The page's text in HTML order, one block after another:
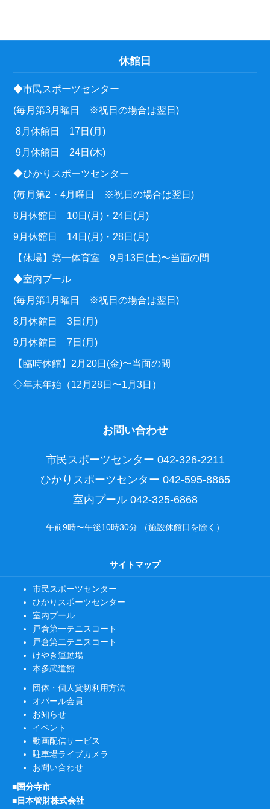
休館日
◆市民スポーツセンター
(毎月第3月曜日 ※祝日の場合は翌日)
8月休館日 17日(月)
9月休館日 24日(木)
◆ひかりスポーツセンター
(毎月第2・4月曜日 ※祝日の場合は翌日)
8月休館日 10日(月)・24日(月)
9月休館日 14日(月)・28日(月)
【休場】第一体育室 9月13日(土)〜当面の間
◆室内プール
(毎月第1月曜日 ※祝日の場合は翌日)
8月休館日 3日(月)
9月休館日 7日(月)
【臨時休館】2月20日(金)〜当面の間
◇年末年始（12月28日〜1月3日）
お問い合わせ
市民スポーツセンター 042-326-2211
ひかりスポーツセンター 042-595-8865
室内プール 042-325-6868
午前9時〜午後10時30分 （施設休館日を除く）
サイトマップ
市民スポーツセンター
ひかりスポーツセンター
室内プール
戸倉第一テニスコート
戸倉第二テニスコート
けやき運動場
本多武道館
団体・個人貸切利用方法
オパール会員
お知らせ
イベント
動画配信サービス
駐車場ライブカメラ
お問い合わせ
■国分寺市
■日本管財株式会社